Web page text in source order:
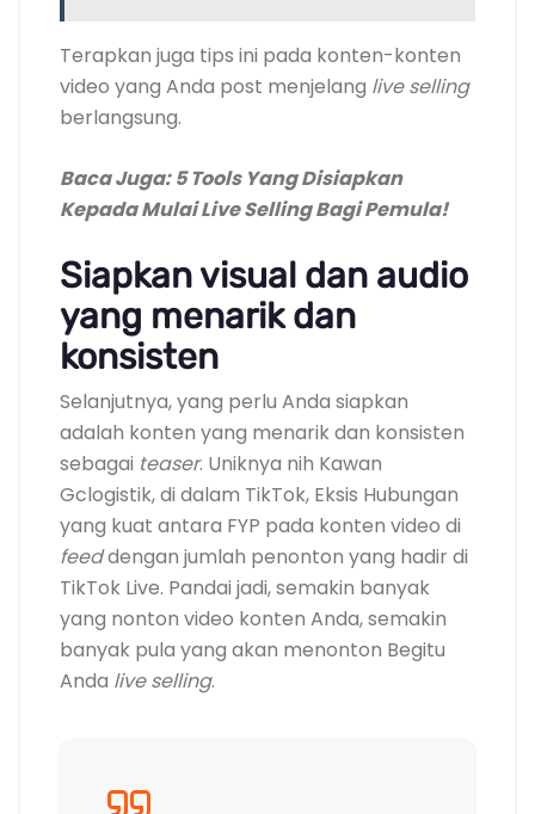
Terapkan juga tips ini pada konten-konten
video yang Anda post menjelang live selling
berlangsung.
Baca Juga: 5 Tools Yang Disiapkan
Kepada Mulai Live Selling Bagi Pemula!
Siapkan visual dan audio
yang menarik dan
konsisten
Selanjutnya, yang perlu Anda siapkan
adalah konten yang menarik dan konsisten
sebagai teaser. Uniknya nih Kawan
Gclogistik, di dalam TikTok, Eksis Hubungan
yang kuat antara FYP pada konten video di
feeddengan jumlah penonton yang hadir di
TikTok Live. Pandai jadi, semakin banyak
yang nonton video konten Anda, semakin
banyak pula yang akan menonton Begitu
Anda live selling.